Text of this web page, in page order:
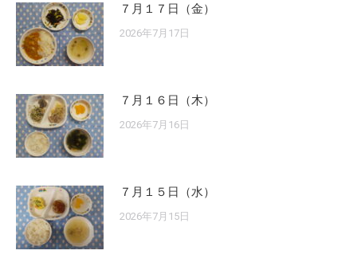
７月１７日（金）
2026年7月17日
７月１６日（木）
2026年7月16日
７月１５日（水）
2026年7月15日